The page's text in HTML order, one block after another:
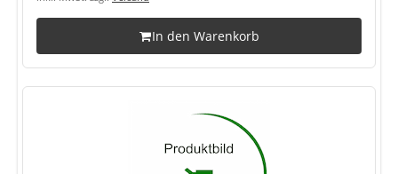
In den Warenkorb